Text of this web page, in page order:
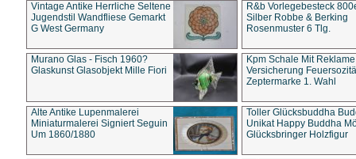
Vintage Antike Herrliche Seltene
Jugendstil Wandfliese Gemarkt
G West Germany
R&b Vorlegebesteck
Silber Robbe & Berking
Rosenmuster 6 Tlg.
Murano Glas - Fisch 1960?
Glaskunst Glasobjekt Mille Fiori
Kpm Schale Mit Reklame
Versicherung
Zeptermarke 1. Wahl
Alte Antike Lupenmalerei
Miniaturmalerei Signiert Seguin
Um 1860/1880
Toller Glücksbuddha
Unikat Happy Buddha
Glücksbringer Holzfigur